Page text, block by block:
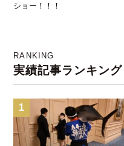
ショー！！！
RANKING
実績記事ランキング
1